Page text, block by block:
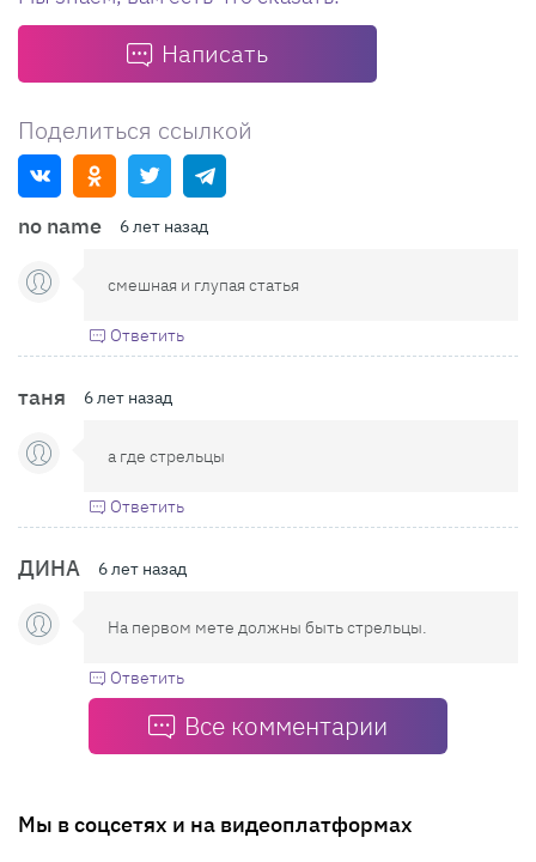
Написать
Поделиться ссылкой
no name 6 лет назад
смешная и глупая статья
Ответить
таня 6 лет назад
а где стрельцы
Ответить
ДИНА 6 лет назад
На первом мете должны быть стрельцы.
Ответить
Все комментарии
Мы в соцсетях и на видеоплатформах